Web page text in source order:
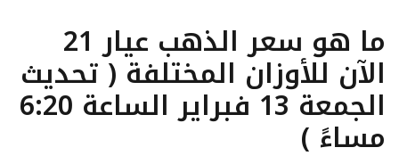
ما هو سعر الذهب عيار 21
الآن للأوزان المختلفة ( تحديث
الجمعة 13 فبراير الساعة 6:20
مساءً )